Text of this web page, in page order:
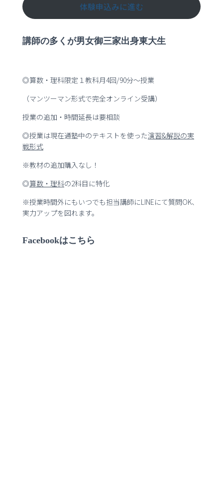
体験申込みに進む
講師の多くが男女御三家出身東大生
◎算数・理科限定１教科月4回/90分～授業
（マンツーマン形式で完全オンライン受講）
授業の追加・時間延長は要相談
◎授業は現在通塾中のテキストを使った演習&解説の実
戦形式
※教材の追加購入なし！
◎算数・理科の2科目に特化
※授業時間外にもいつでも担当講師にLINEにて質問OK、
実力アップを図れます。
Facebookはこちら